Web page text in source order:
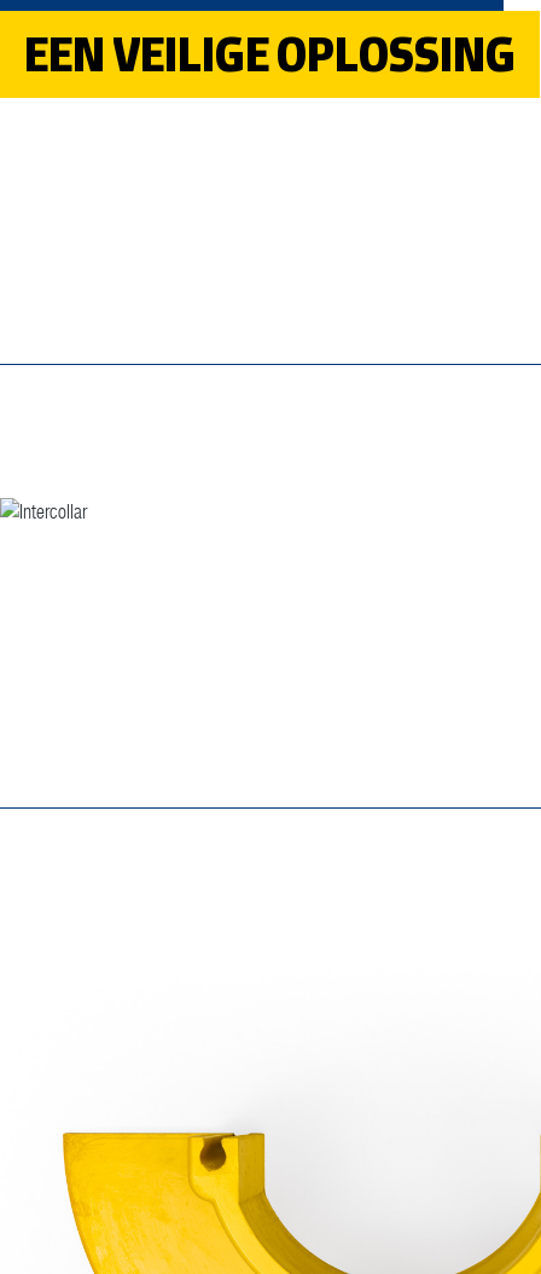
EEN VEILIGE OPLOSSING